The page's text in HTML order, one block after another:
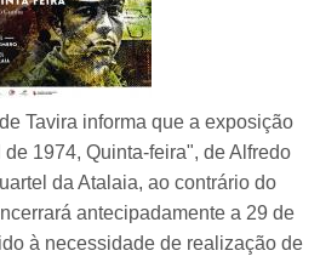
Tavira informa que a exposição
1974, Quinta-feira", de Alfredo
da Atalaia, ao contrário do
antecipadamente a 29 de
à necessidade de realização de